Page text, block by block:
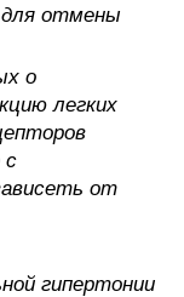
отмены
о
легких
с
от
гипертонии